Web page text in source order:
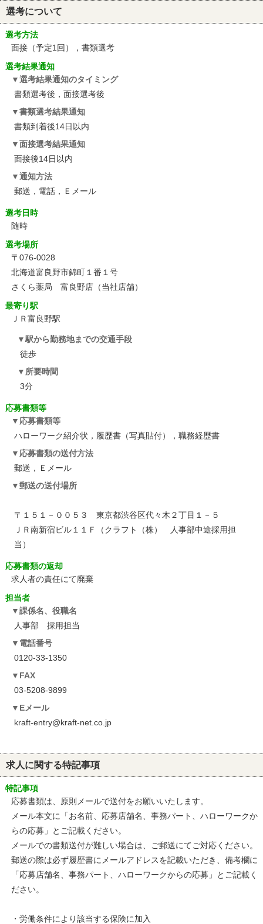
選考について
選考方法
面接（予定1回），書類選考
選考結果通知
選考結果通知のタイミング
書類選考後，面接選考後
書類選考結果通知
書類到着後14日以内
面接選考結果通知
面接後14日以内
通知方法
郵送，電話，Ｅメール
選考日時
随時
選考場所
〒076-0028
北海道富良野市錦町１番１号
さくら薬局 富良野店（当社店舗）
最寄り駅
ＪＲ富良野駅
駅から勤務地までの交通手段
徒歩
所要時間
3分
応募書類等
応募書類等
ハローワーク紹介状，履歴書（写真貼付），職務経歴書
応募書類の送付方法
郵送，Ｅメール
郵送の送付場所
〒１５１－００５３ 東京都渋谷区代々木２丁目１－５
ＪＲ南新宿ビル１１Ｆ（クラフト（株） 人事部中途採用担
当）
応募書類の返却
求人者の責任にて廃棄
担当者
課係名、役職名
人事部 採用担当
電話番号
0120-33-1350
FAX
03-5208-9899
Eメール
kraft-entry@kraft-net.co.jp
求人に関する特記事項
特記事項
応募書類は、原則メールで送付をお願いいたします。
メール本文に「お名前、応募店舗名、事務パート、ハローワークか
らの応募」とご記載ください。
メールでの書類送付が難しい場合は、ご郵送にてご対応ください。
郵送の際は必ず履歴書にメールアドレスを記載いただき、備考欄に
「応募店舗名、事務パート、ハローワークからの応募」とご記載く
ださい。
・労働条件により該当する保険に加入